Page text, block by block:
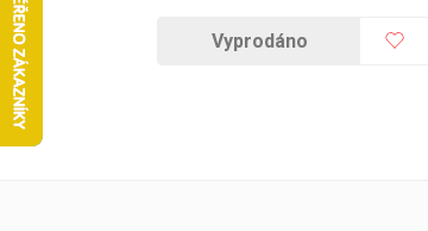
Vyprodáno